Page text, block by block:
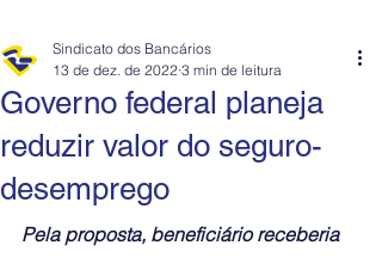
Governo federal planeja
reduzir valor do seguro-
desemprego
Sindicato dos Bancários
13 de dez. de 2022 3 min de leitura
Pela proposta, beneficiário receberia